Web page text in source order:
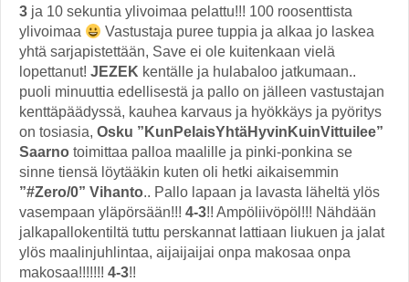
3 ja 10 sekuntia ylivoimaa pelattu!!! 100 roosenttista
ylivoimaa
Vastustaja puree tuppia ja alkaa jo laskea
yhtä sarjapistettään, Save ei ole kuitenkaan vielä
lopettanut! JEZEK kentälle ja hulabaloo jatkumaan..
puoli minuuttia edellisestä ja pallo on jälleen vastustajan
kenttäpäädyssä, kauhea karvaus ja hyökkäys ja pyöritys
on tosiasia, Osku ”KunPelaisYhtäHyvinKuinVittuilee”
Saarno toimittaa palloa maalille ja pinki-ponkina se
sinne tiensä löytääkin kuten oli hetki aikaisemmin
”#Zero/0” Vihanto.. Pallo lapaan ja lavasta läheltä ylös
vasempaan yläpörsään!!! 4-3!! Ampöliivöpöl!!! Nähdään
jalkapallokentiltä tuttu perskannat lattiaan liukuen ja jalat
ylös maalinjuhlintaa, aijaijaijai onpa makosaa onpa
makosaa!!!!!!! 4-3!!